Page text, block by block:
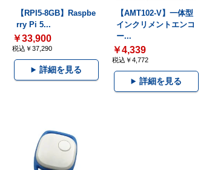
【RPI5-8GB】Raspbe
rry Pi 5...
￥33,900
税込￥37,290
詳細を見る
【AMT102-V】一体型
インクリメントエンコ
ー...
￥4,339
税込￥4,772
詳細を見る